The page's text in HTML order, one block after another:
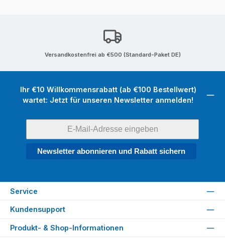
Versandkostenfrei ab €500 (Standard-Paket DE)
Ihr €10 Willkommensrabatt (ab €100 Bestellwert)
wartet: Jetzt für unseren Newsletter anmelden!
Newsletter abonnieren und Rabatt sichern
Service
Kundensupport
Produkt- & Shop-Informationen